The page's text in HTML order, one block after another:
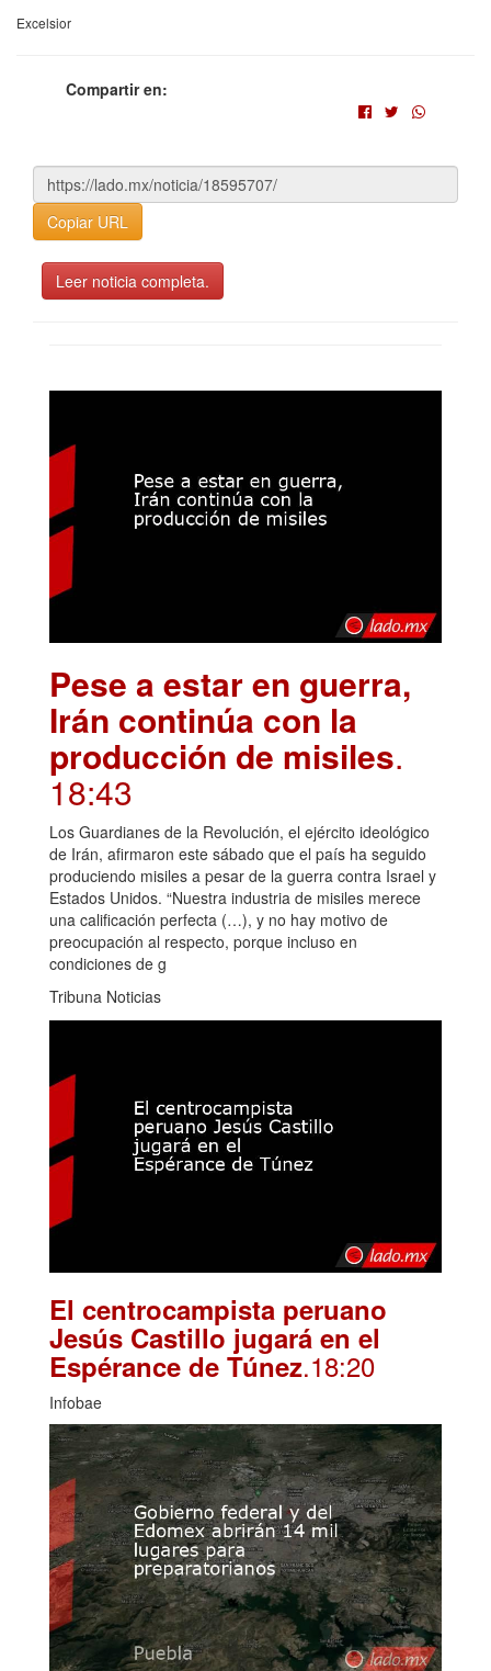
Excelsior
Compartir en:
Copiar URL
Leer noticia completa.
Pese a estar en guerra,
Irán continúa con la
producción de misiles.
18:43
Los Guardianes de la Revolución, el ejército ideológico
de Irán, afirmaron este sábado que el país ha seguido
produciendo misiles a pesar de la guerra contra Israel y
Estados Unidos. “Nuestra industria de misiles merece
una calificación perfecta (…), y no hay motivo de
preocupación al respecto, porque incluso en
condiciones de g
Tribuna Noticias
El centrocampista peruano
Jesús Castillo jugará en el
Espérance de Túnez.18:20
Infobae